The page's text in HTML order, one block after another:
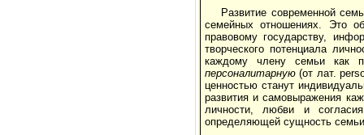
Развитие современной
семейных отношениях. Это
правовому государству,
творческого потенциала
каждому члену семьи как
персоналитарную(от лат.
ценностью станут
развития и самовыражения
личности, любви и
определяющей сущность